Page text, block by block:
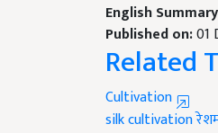
English
Published on:01
Related
Cultivation
silk cultivation